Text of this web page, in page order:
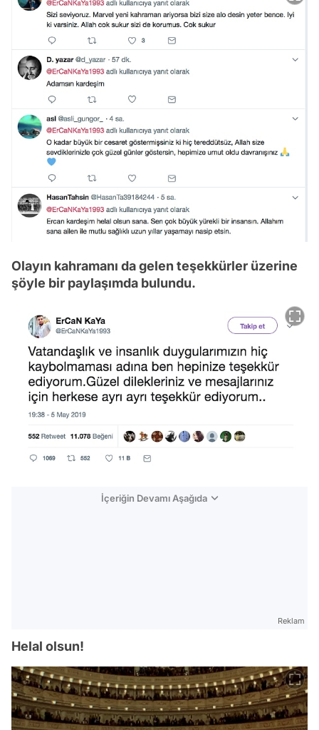
Olayın kahramanı da gelen teşekkürler üzerine
şöyle bir paylaşımda bulundu.
İçeriğin Devamı Aşağıda
Reklam
Helal olsun!